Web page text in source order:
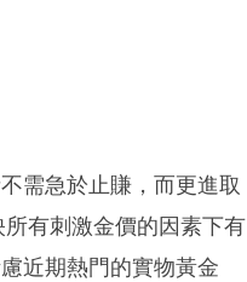
需急於止賺，而更進取
有刺激金價的因素下有
近期熱門的實物黃金